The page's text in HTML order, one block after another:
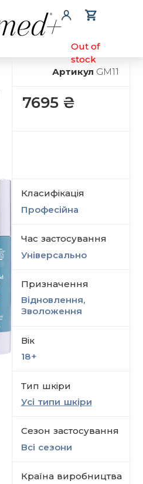
Артикул GM11
7695 ₴
Out of
stock
Класифікація
Професійна
Час застосування
Універсально
Призначення
Відновлення,
Зволоження
Вік
18+
Тип шкіри
Усі типи шкіри
Сезон застосування
Всi сезони
Країна виробництва